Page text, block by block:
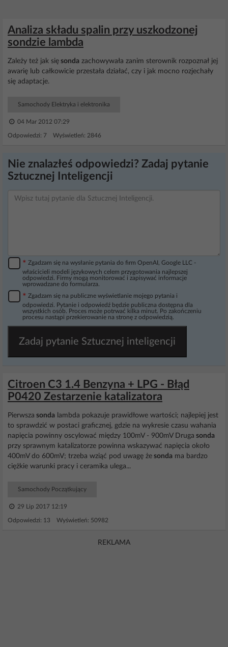
Analiza składu spalin przy uszkodzonej
sondzie lambda
Zależy też jak się sonda zachowywała zanim sterownik rozpoznał jej
awarię lub całkowicie przestała działać, czy i jak mocno rozjechały
się adaptacje.
Samochody Elektryka i elektronika
04 Mar 2012 07:29
Odpowiedzi: 7 Wyświetleń: 2846
Nie znalazłeś odpowiedzi? Zadaj pytanie
Sztucznej Inteligencji
* Zgadzam się na wysłanie pytania do firm OpenAI, Google LLC -
właścicieli modeli językowych celem przygotowania najlepszej
odpowiedzi. Firmy mogą monitorować i zapisywać informacje
wprowadzane do formularza.
* Zgadzam się na publiczne wyświetlanie mojego pytania i
odpowiedzi. Pytanie i odpowiedź będzie publiczna dostępna dla
wszystkich osób. Proces może potrwać kilka minut. Po zakończeniu
procesu nastąpi przekierowanie na stronę z odpowiedzią.
Zadaj pytanie Sztucznej inteligencji
Citroen C3 1.4 Benzyna + LPG - Błąd
P0420 Zestarzenie katalizatora
Pierwsza sonda lambda pokazuje prawidłowe wartości; najlepiej jest
to sprawdzić w postaci graficznej, gdzie na wykresie czasu wahania
napięcia powinny oscylować między 100mV - 900mV Druga sonda
przy sprawnym katalizatorze powinna wskazywać napięcia około
400mV do 600mV; trzeba wziąć pod uwagę że sonda ma bardzo
ciężkie warunki pracy i ceramika ulega...
Samochody Początkujący
29 Lip 2017 12:19
Odpowiedzi: 13 Wyświetleń: 50982
REKLAMA